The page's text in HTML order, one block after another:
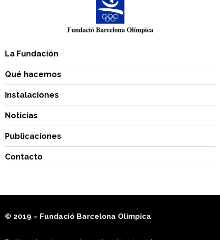
La Fundación
Qué hacemos
Instalaciones
Noticias
Publicaciones
Contacto
© 2019 – Fundació Barcelona Olímpica